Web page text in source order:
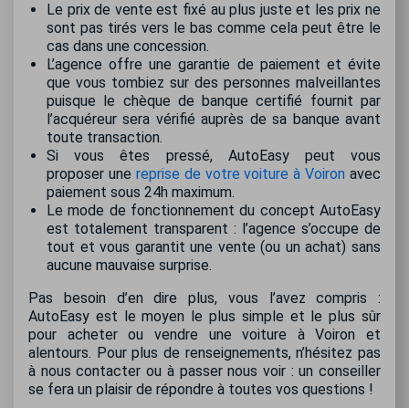
Le prix de vente est fixé au plus juste et les prix ne
sont pas tirés vers le bas comme cela peut être le
cas dans une concession.
L’agence offre une garantie de paiement et évite
que vous tombiez sur des personnes malveillantes
puisque le chèque de banque certifié fournit par
l’acquéreur sera vérifié auprès de sa banque avant
toute transaction.
Si vous êtes pressé, AutoEasy peut vous
proposer une reprise de votre voiture à Voiron avec
paiement sous 24h maximum.
Le mode de fonctionnement du concept AutoEasy
est totalement transparent : l’agence s’occupe de
tout et vous garantit une vente (ou un achat) sans
aucune mauvaise surprise.
Pas besoin d’en dire plus, vous l’avez compris :
AutoEasy est le moyen le plus simple et le plus sûr
pour acheter ou vendre une voiture à Voiron et
alentours. Pour plus de renseignements, n’hésitez pas
à nous contacter ou à passer nous voir : un conseiller
se fera un plaisir de répondre à toutes vos questions !